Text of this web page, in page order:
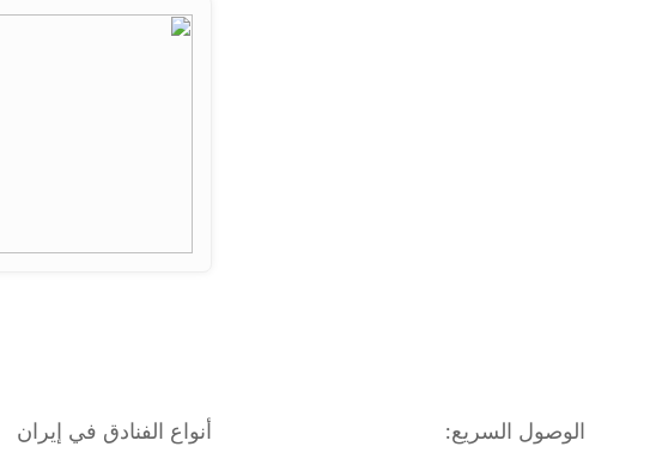
الوصول السريع: أنواع الفنادق في إيران